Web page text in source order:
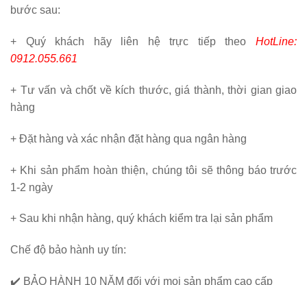
bước sau:
+ Quý khách hãy liên hệ trực tiếp theo HotLine:
0912.055.661
+ Tư vấn và chốt về kích thước, giá thành, thời gian giao
hàng
+ Đặt hàng và xác nhận đặt hàng qua ngân hàng
+ Khi sản phẩm hoàn thiện, chúng tôi sẽ thông báo trước
1-2 ngày
+ Sau khi nhận hàng, quý khách kiểm tra lại sản phẩm
Chế độ bảo hành uy tín:
✔️ BẢO HÀNH 10 NĂM đối với mọi sản phẩm cao cấp